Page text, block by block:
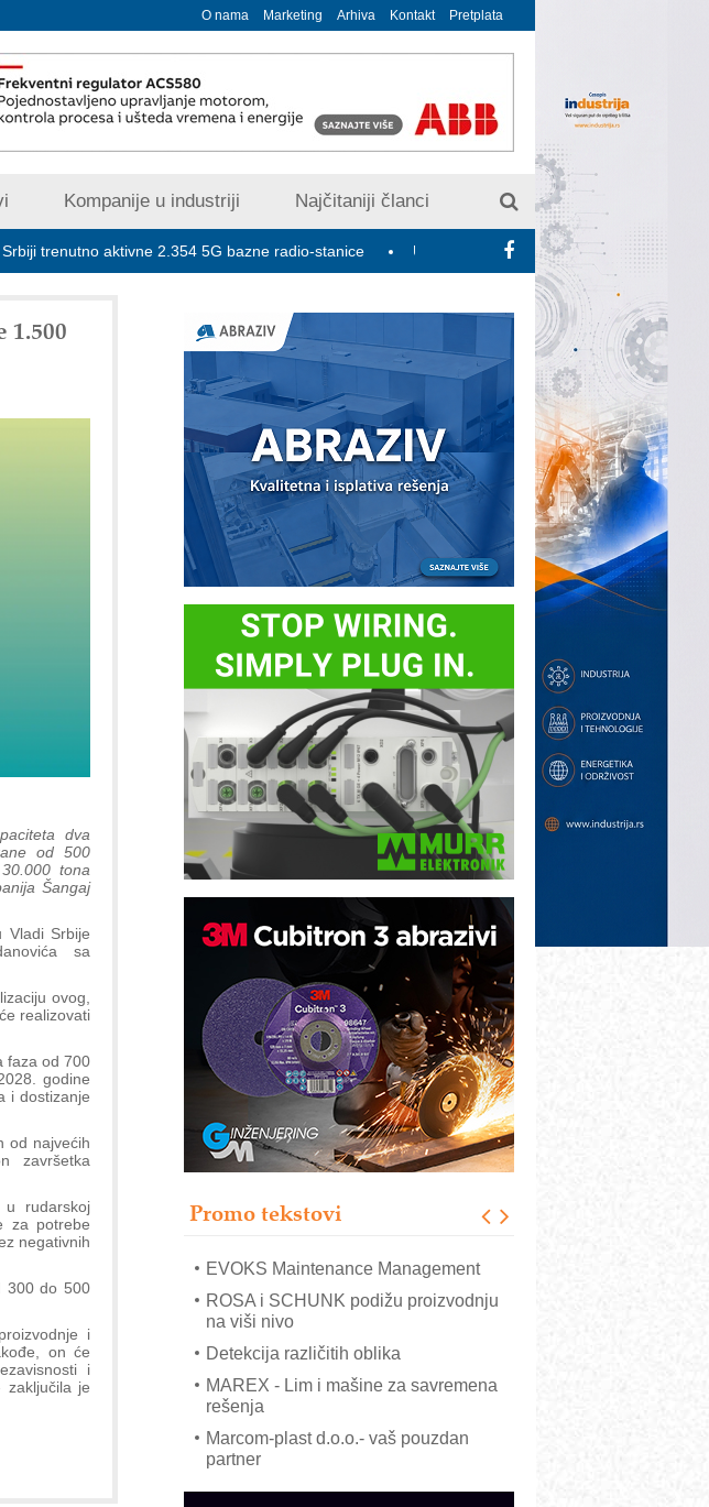
O nama Marketing Arhiva Kontakt Pretplata
Kompanije u industriji Najčitaniji članci
aktivne 2.354 5G bazne radio-stanice U susret 15. Savetovanju o elektrodistributivnim
1.500
dva
od 500
tona
Šangaj
Vladi Srbije
sa
ovog,
realizovati
faza od 700
godine
i dostizanje
od najvećih
završetka
u rudarskoj
za potrebe
negativnih
300 do 500
i
on će
i
zaključila je
Promo tekstovi
Trajna oznaka kao dugoročna korist
Bezbednost na prvom mestu!
IB BLUMENAUER - više od 40 godina
poverenja u industriji
RMQ-TITAN ADVANCED INDICATOR
– Pametna signalizacija za efikasnije
upravljanje mašinama
solarnim elektranama i vetroparkovima
EVOKS Maintenance Management
ROSA i SCHUNK podižu proizvodnju
na viši nivo
Detekcija različitih oblika
MAREX - Lim i mašine za savremena
rešenja
Marcom-plast d.o.o.- vaš pouzdan
partner
CTO - Prilagodite svoju toplinsku